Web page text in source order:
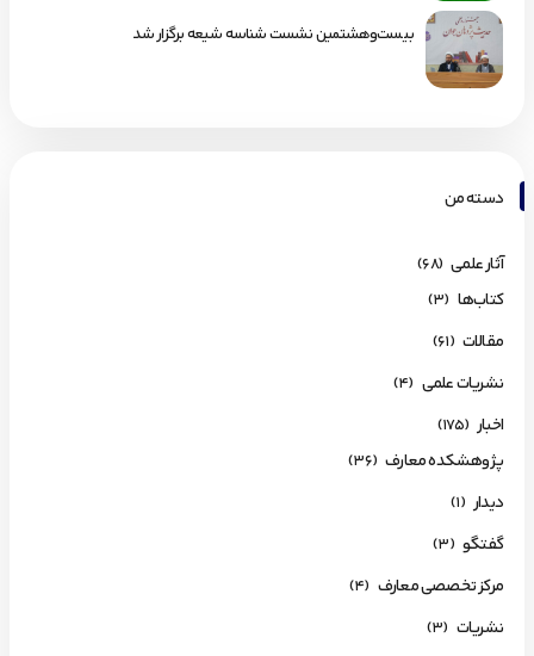
بیست‌وهشتمین نشست شناسه شیعه برگزار شد
دسته من
آثار علمی (68)
کتاب‌ها (3)
مقالات (61)
نشریات علمی (4)
اخبار (175)
پژوهشکده معارف (36)
دیدار (1)
گفتگو (3)
مرکز تخصصی معارف (4)
نشریات (3)